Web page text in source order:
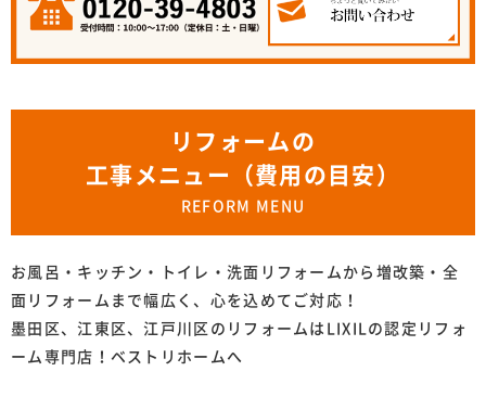
リフォームの
工事メニュー（費用の目安）
REFORM MENU
お風呂・キッチン・トイレ・洗面リフォームから増改築・全
面リフォームまで幅広く、心を込めてご対応！
墨田区、江東区、江戸川区のリフォームはLIXILの認定リフォ
ーム専門店！ベストリホームへ